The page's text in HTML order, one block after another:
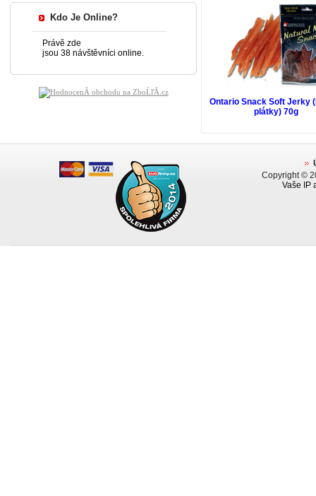
Kdo Je Online?
Právě zde
jsou 38 návštěvníci online.
Ontario Snack Soft Jerky
plátky) 70g
Copyright ©
Vaše IP